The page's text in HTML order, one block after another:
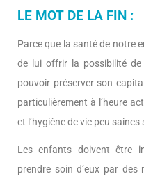
LE MOT DE LA FIN :
Parce que la santé de notre
de lui offrir la possibilité
pouvoir préserver son
particulièrement à l’heure
et l’hygiène de vie peu
Les enfants doivent être
prendre soin d’eux par